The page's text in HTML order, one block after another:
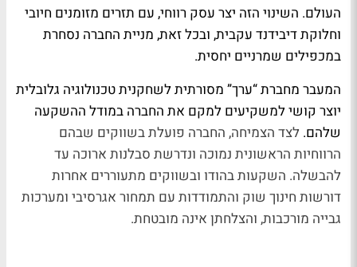
העולם. השינוי הזה יצר עסק רווחי, עם תזרים מזומנים חיובי
וחלוקת דיבידנד עקבית, ובכל זאת, מניית החברה נסחרת
במכפילים שמרניים יחסית.
המעבר מחברת “ערך” מסורתית לשחקנית טכנולוגיה גלובלית
יוצר קושי למשקיעים למקם את החברה במודל ההשקעה
שלהם. לצד הצמיחה, החברה פועלת בשווקים שבהם
הרווחיות הראשונית נמוכה ונדרשת סבלנות ארוכה עד
להבשלה. השקעות בהודו ובשווקים מתעוררים אחרות
דורשות חינוך שוק והתמודדות עם תמחור אגרסיבי ומערכות
גבייה מורכבות, והצלחתן אינה מובטחת.